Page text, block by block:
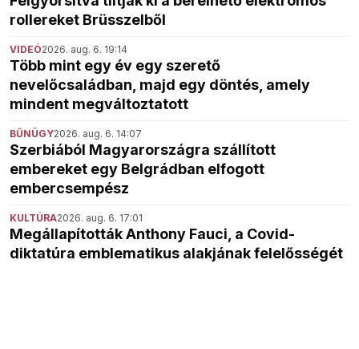
rollereket Brüsszelből
VIDEÓ2026. aug. 6. 19:14
Több mint egy év egy szerető
nevelőcsaládban, majd egy döntés, amely
mindent megváltoztatott
BŰNÜGY2026. aug. 6. 14:07
Szerbiából Magyarországra szállított
embereket egy Belgrádban elfogott
embercsempész
KULTÚRA2026. aug. 6. 17:01
Megállapították Anthony Fauci, a Covid-
diktatúra emblematikus alakjának felelősségét